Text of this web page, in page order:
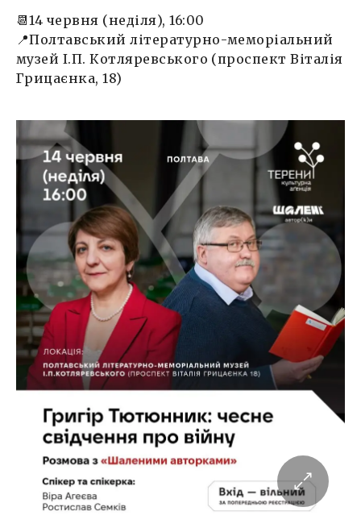
📆14 червня (неділя), 16:00
📍Полтавський літературно-меморіальний
музей І.П. Котляревського (проспект Віталія
Грицаєнка, 18)